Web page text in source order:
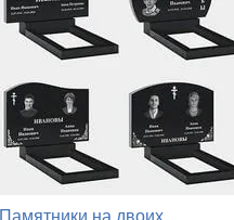
Памятники на двоих